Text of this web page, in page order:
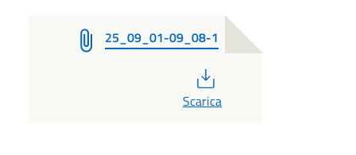
25_09_01-09_08-1
Scarica